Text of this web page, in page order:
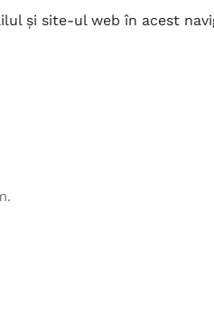
și site-ul web în acest